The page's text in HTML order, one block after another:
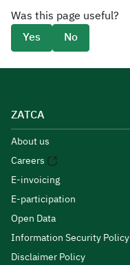
Was this page useful?
Yes
No
ZATCA
About us
Careers
E-invoicing
E-participation
Open Data
Information Security Policy
Disclaimer Policy